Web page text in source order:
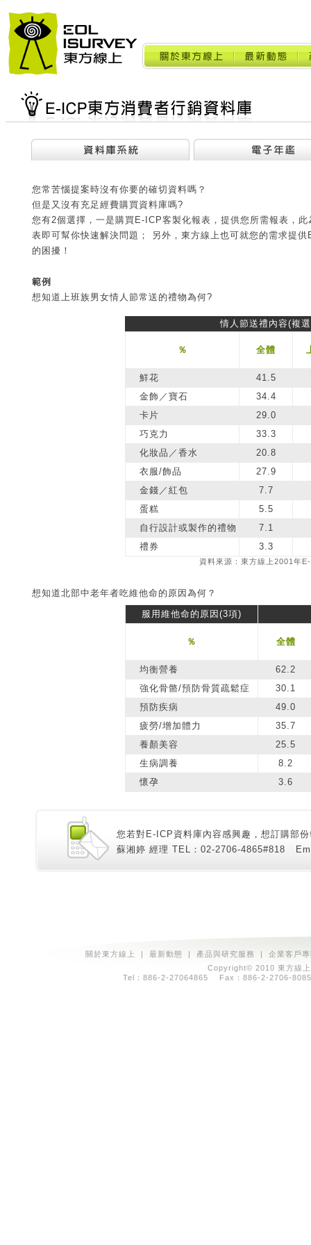
您常苦惱提案時沒有你要的確切資料嗎？
但是又沒有充足經費購買資料庫嗎?
您有2個選擇，一是購買E-ICP客製化報表，提供您所需報表，
表即可幫你快速解決問題； 另外，東方線上也可就您的需求提
的困擾！
範例
想知道上班族男女情人節常送的禮物為何?
情人節送禮內容(複
％ 全體
鮮花
41.5
金飾／寶石
34.4
卡片
29.0
巧克力
33.3
化妝品／香水
20.8
衣服/飾品
27.9
金錢／紅包
7.7
蛋糕
5.5
自行設計或製作的禮物
7.1
禮券
3.3
資料來源：東方線上2001年
想知道北部中老年者吃維他命的原因為何？
服用維他命的原因(3項)
％ 全體
均衡營養
62.2
強化骨骼/預防骨質疏鬆症
30.1
預防疾病
49.0
疲勞/增加體力
35.7
養顏美容
25.5
生病調養
8.2
懷孕
3.6
您若對E-ICP資料庫內容感興趣，想訂購部
蘇湘婷 經理 TEL：02-2706-4865#818
關於東方線上 | 最新動態 | 產品與研究服務 | 企業客戶
Copyright© 2010 東方線
Tel：886-2-27064865 Fax：886-2-2706-